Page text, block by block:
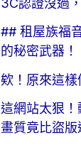
## 租屋族福
的秘密武器！
欸！原來這樣
這網站太狠！
畫質竟比盜版